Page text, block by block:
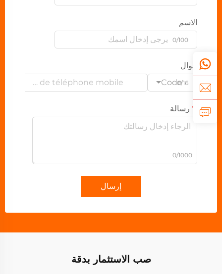
الاسم
0/100
جوال
Code0/16
رسالة
0/1000
إرسال
صب الاستثمار بدقة